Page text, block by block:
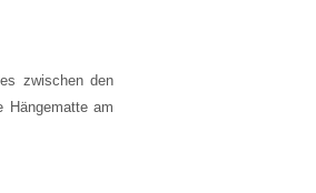
zwischen den
Hängematte am